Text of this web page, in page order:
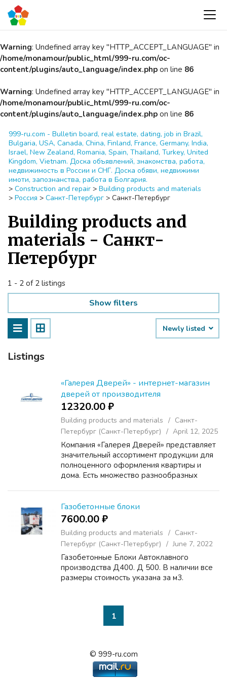
Warning: Undefined array key "HTTP_ACCEPT_LANGUAGE" in
/home/monamour/public_html/999-ru.com/oc-
content/plugins/auto_language/index.php on line 86
Warning: Undefined array key "HTTP_ACCEPT_LANGUAGE" in
/home/monamour/public_html/999-ru.com/oc-
content/plugins/auto_language/index.php on line 86
999-ru.com - Bulletin board, real estate, dating, job in Brazil,
Bulgaria, USA, Canada, China, Finland, France, Germany, India,
Israel, New Zealand, Romania, Spain, Thailand, Turkey, United
Kingdom, Vietnam. Доска объявлений, знакомства, работа,
недвижимость в России и СНГ. Доска обяви, недвижими
имоти, запознанства, работа в Болгария.
> Construction and repair > Building products and materials
> Россия > Санкт-Петербург > Санкт-Петербург
Building products and
materials - Санкт-
Петербург
1 - 2 of 2 listings
Show filters
Newly listed
Listings
«Галерея Дверей» - интернет-магазин
дверей от производителя
12320.00 ₽
Building products and materials
Санкт-
Петербург (Санкт-Петербург)
April 12, 2025
Компания «Галерея Дверей» представляет
значительный ассортимент продукции для
полноценного оформления квартиры и
дома. Есть множество разнообразных
поставляются напрямую от пр...
Газобетонные блоки
7600.00 ₽
Building products and materials
Санкт-
Петербург (Санкт-Петербург)
June 7, 2022
Газобетонные Блоки Автоклавного
производства Д400. Д 500. В наличии все
размеры стоимость указана за м3.
1
© 999-ru.com